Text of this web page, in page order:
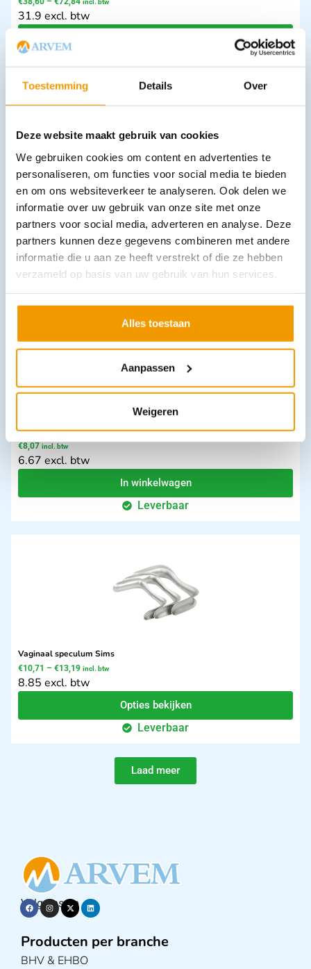
Toestemming Details Over
Deze website maakt gebruik van cookies
We gebruiken cookies om content en advertenties te
personaliseren, om functies voor social media te bieden
en om ons websiteverkeer te analyseren. Ook delen we
informatie over uw gebruik van onze site met onze
partners voor social media, adverteren en analyse. Deze
partners kunnen deze gegevens combineren met andere
informatie die u aan ze heeft verstrekt of die ze hebben
verzameld op basis van uw gebruik van hun services.
Alles toestaan
Aanpassen
Weigeren
incl. btw
31.9 excl. btw
Naaldvoerders Mathieu 14,2 cm
€8,02 incl. btw
6.63 excl. btw
In winkelwagen
Leverbaar
Mondspatel - Tongspatel RVS
€8,07 incl. btw
6.67 excl. btw
In winkelwagen
Leverbaar
Vaginaal speculum Sims
€10,71 – €13,19 incl. btw
8.85 excl. btw
Opties bekijken
Leverbaar
Laad meer
Volg ons op
Producten per branche
BHV & EHBO